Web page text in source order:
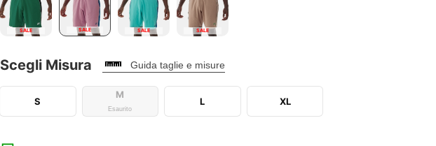
SALE SALE SALE SALE
Scegli Misura Guida taglie e misure
S
M
Esaurito
L XL